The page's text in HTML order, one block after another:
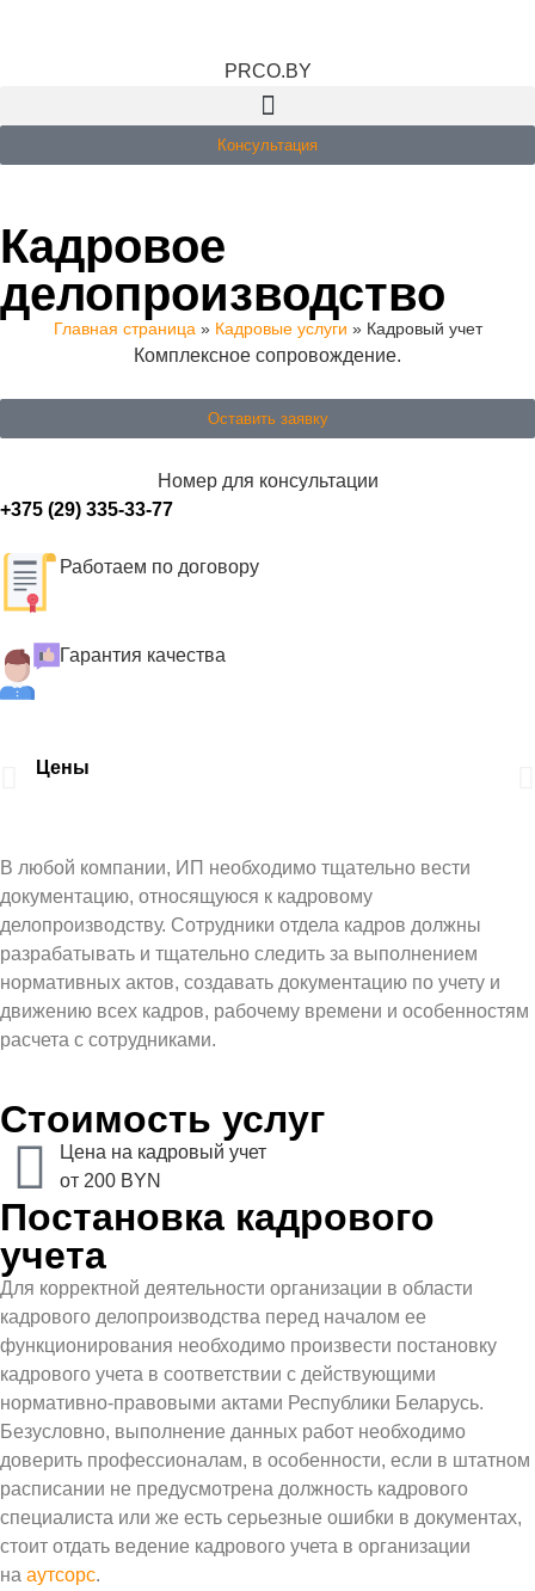
PRCO.BY
Консультация
Кадровое
делопроизводство
Главная страница» Кадровые услуги » Кадровый учет
Комплексное сопровождение.
Оставить заявку
Номер для консультации
+375 (29) 335-33-77
Работаем по договору
Гарантия качества
Цены
В любой компании, ИП необходимо тщательно вести
документацию, относящуюся к кадровому
делопроизводству. Сотрудники отдела кадров должны
разрабатывать и тщательно следить за выполнением
нормативных актов, создавать документацию по учету и
движению всех кадров, рабочему времени и особенностям
расчета с сотрудниками.
Стоимость услуг
Цена на кадровый учет
от 200 BYN
Постановка кадрового
учета
Для корректной деятельности организации в области
кадрового делопроизводства перед началом ее
функционирования необходимо произвести постановку
кадрового учета в соответствии с действующими
нормативно-правовыми актами Республики Беларусь.
Безусловно, выполнение данных работ необходимо
доверить профессионалам, в особенности, если в штатном
расписании не предусмотрена должность кадрового
специалиста или же есть серьезные ошибки в документах,
стоит отдать ведение кадрового учета в организации
на аутсорс.